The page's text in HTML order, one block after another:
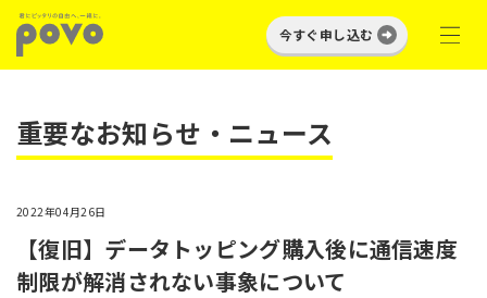
今すぐ申し込む
重要なお知らせ・ニュース
2022年04月26日
【復旧】データトッピング購入後に通信速度
制限が解消されない事象について